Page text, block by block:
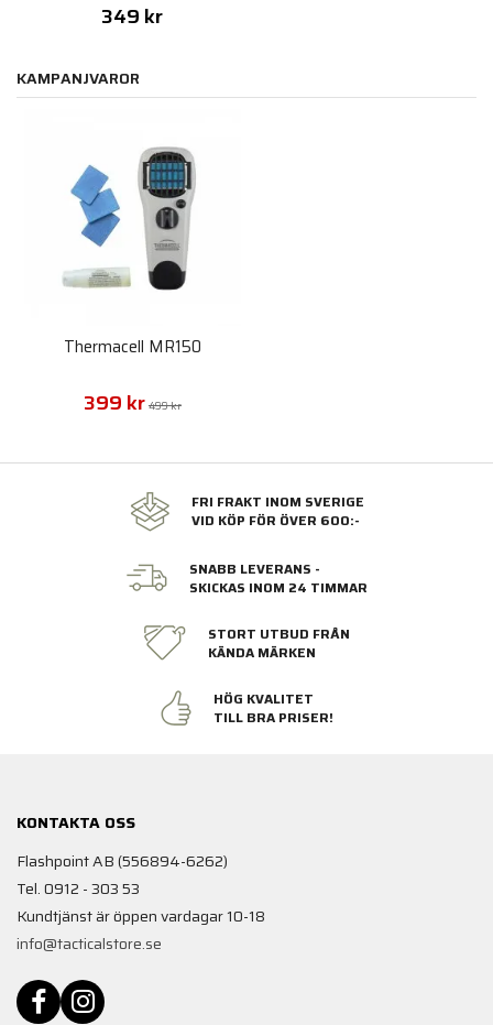
349 kr
KAMPANJVAROR
Thermacell MR150
399 kr 499 kr
FRI FRAKT INOM SVERIGE
VID KÖP FÖR ÖVER 600:-
SNABB LEVERANS -
SKICKAS INOM 24 TIMMAR
STORT UTBUD FRÅN
KÄNDA MÄRKEN
HÖG KVALITET
TILL BRA PRISER!
KONTAKTA OSS
Flashpoint AB (556894-6262)
Tel. 0912 - 303 53
Kundtjänst är öppen vardagar 10-18
info@tacticalstore.se